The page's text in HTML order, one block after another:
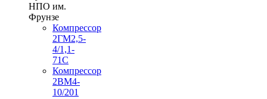
НПО им.
Фрунзе
Компрессор
2ГМ2,5-
4/1,1-
71С
Компрессор
2ВМ4-
10/201